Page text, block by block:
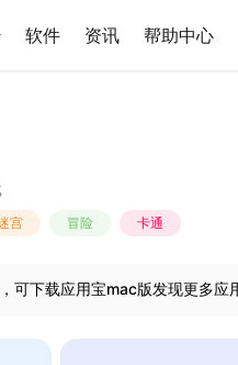
软件 资讯 帮助中心
宫 冒险 卡通
可下载应用宝mac版发现更多应